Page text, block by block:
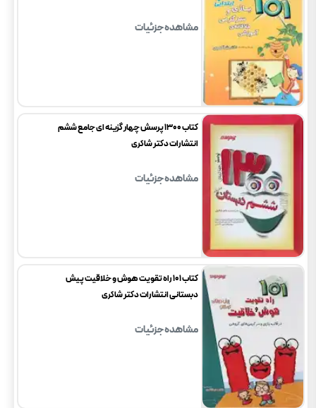
مشاهده جزئیات
کتاب 1300 پرسش چهار گزینه ای جامع ششم
انتشارات دکتر شاکری
مشاهده جزئیات
کتاب 101 راه تقویت هوش و خلاقیت پیش
دبستانی انتشارات دکتر شاکری
مشاهده جزئیات